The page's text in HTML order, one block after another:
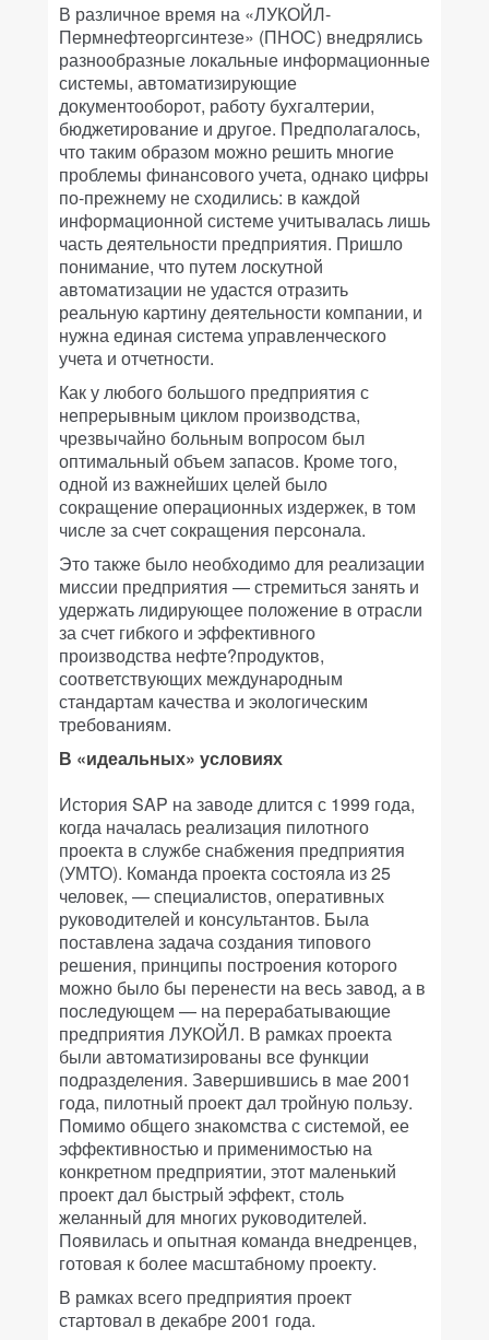
В различное время на «ЛУКОЙЛ-
Пермнефтеоргсинтезе» (ПНОС) внедрялись
разнообразные локальные информационные
системы, автоматизирующие
документооборот, работу бухгалтерии,
бюджетирование и другое. Предполагалось,
что таким образом можно решить многие
проблемы финансового учета, однако цифры
по-прежнему не сходились: в каждой
информационной системе учитывалась лишь
часть деятельности предприятия. Пришло
понимание, что путем лоскутной
автоматизации не удастся отразить
реальную картину деятельности компании, и
нужна единая система управленческого
учета и отчетности.
Как у любого большого предприятия с
непрерывным циклом производства,
чрезвычайно больным вопросом был
оптимальный объем запасов. Кроме того,
одной из важнейших целей было
сокращение операционных издержек, в том
числе за счет сокращения персонала.
Это также было необходимо для реализации
миссии предприятия — стремиться занять и
удержать лидирующее положение в отрасли
за счет гибкого и эффективного
производства нефте?продуктов,
соответствующих международным
стандартам качества и экологическим
требованиям.
В «идеальных» условиях
История SAP на заводе длится с 1999 года,
когда началась реализация пилотного
проекта в службе снабжения предприятия
(УМТО). Команда проекта состояла из 25
человек, — специалистов, оперативных
руководителей и консультантов. Была
поставлена задача создания типового
решения, принципы построения которого
можно было бы перенести на весь завод, а в
последующем — на перерабатывающие
предприятия ЛУКОЙЛ. В рамках проекта
были автоматизированы все функции
подразделения. Завершившись в мае 2001
года, пилотный проект дал тройную пользу.
Помимо общего знакомства с системой, ее
эффективностью и применимостью на
конкретном предприятии, этот маленький
проект дал быстрый эффект, столь
желанный для многих руководителей.
Появилась и опытная команда внедренцев,
готовая к более масштабному проекту.
В рамках всего предприятия проект
стартовал в декабре 2001 года.